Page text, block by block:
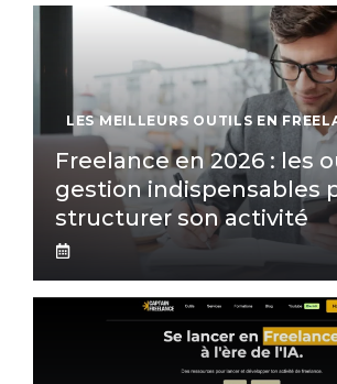
LES MEILLEURS OUTILS EN
Freelance en 2026 : les
gestion indispensables
structurer son activité